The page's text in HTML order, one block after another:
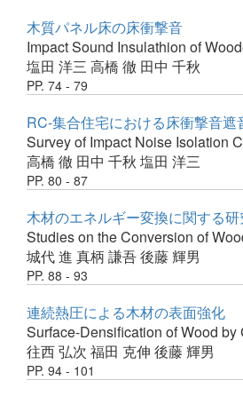
木質パネル床の床衝撃音
Impact Sound Insulathion of
塩田 洋三 高橋 徹 田中 千秋
PP. 74 - 79
RC-集合住宅における床衝撃音遮
Survey of Impact Noise Isolation
高橋 徹 田中 千秋 塩田 洋三
PP. 80 - 87
木材のエネルギー変換に関する
Studies on the Conversion of
城代 進 真柄 謙吾後藤 輝男
PP. 88 - 93
連続熱圧による木材の表面強化
Surface-Densification of Wood
往西 弘次 福田 克伸 後藤 輝男
PP. 94 - 101